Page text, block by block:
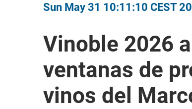
Sun May 31 10:11:10 CEST
Vinoble 2026
ventanas de
vinos del